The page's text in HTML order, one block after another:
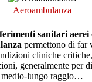
Aeroambulanza
sanitari aerei
permettono di far
cliniche
generalmente per
medio-lungo raggio…